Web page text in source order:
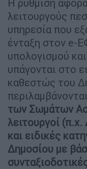
Η ρύθμιση
λειτουργούς
υπηρεσία που
ένταξη στον e-
υπολογισμού
υπάγονται στο
καθεστώς του
των Σωμάτων
λειτουργοί
και ειδικές
Δημοσίου με